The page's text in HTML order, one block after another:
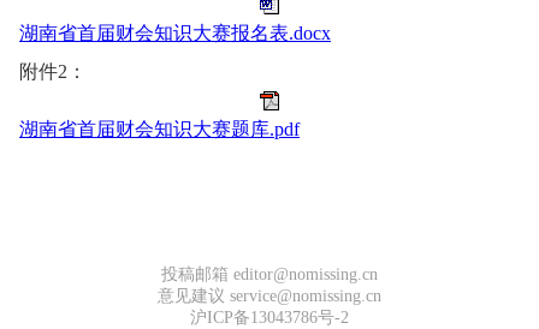
湖南省首届财会知识大赛报名表.docx
附件2：
湖南省首届财会知识大赛题库.pdf
投稿邮箱 editor@nomissing.cn
意见建议 service@nomissing.cn
沪ICP备13043786号-2